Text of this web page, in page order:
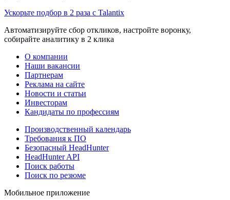
Ускорьте подбор в 2 раза с Talantix
Автоматизируйте сбор откликов, настройте воронку,
собирайте аналитику в 2 клика
О компании
Наши вакансии
Партнерам
Реклама на сайте
Новости и статьи
Инвесторам
Кандидаты по профессиям
Производственный календарь
Требования к ПО
Безопасный HeadHunter
HeadHunter API
Поиск работы
Поиск по резюме
Мобильное приложение